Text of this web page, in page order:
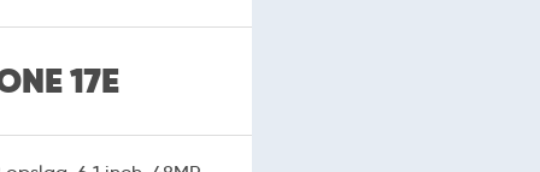
17E